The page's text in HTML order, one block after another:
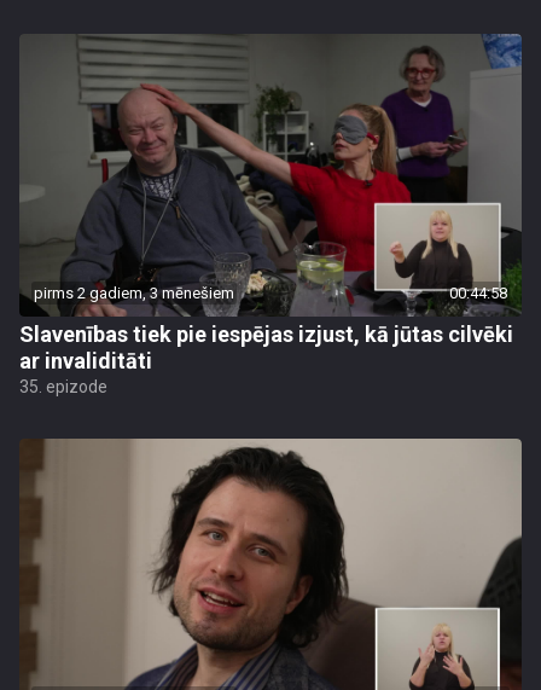
pirms 2 gadiem, 3 mēnešiem 00:44:58
Slavenības tiek pie iespējas izjust, kā jūtas cilvēki
ar invaliditāti
35. epizode